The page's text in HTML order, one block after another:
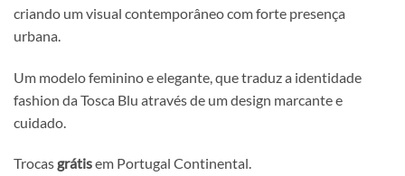
criando um visual contemporâneo com forte presença
urbana.
Um modelo feminino e elegante, que traduz a identidade
fashion da Tosca Blu através de um design marcante e
cuidado.
Trocas grátisem Portugal Continental.